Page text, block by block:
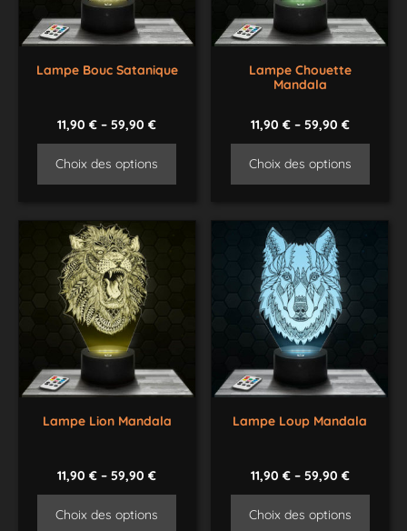
Lampe Bouc Satanique
11,90€ –59,90€
Choix des options
Lampe Chouette
Mandala
11,90 €– 59,90 €
Choix des options
Lampe Lion Mandala
11,90€ –59,90€
Choix des options
Lampe Loup Mandala
11,90 €– 59,90 €
Choix des options